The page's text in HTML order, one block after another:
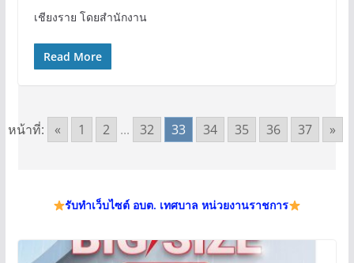
เชียงราย โดยสำนักงาน
Read More
หน้าที่: « 1 2 ... 32 33 34 35 36 37 »
รับทำเว็บไซต์ อบต. เทศบาล หน่วยงานราชการ